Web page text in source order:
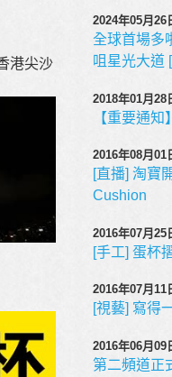
港尖沙
2024年05月26
全球首場多
咀星光大道
2018年01月28
【重要通
2016年08月01
[直播] 淘寶
Cushion
2016年07月25
[手工] 蛋杯
2016年07月11
[視藝] 寫得
2016年06月09
第二頻道正